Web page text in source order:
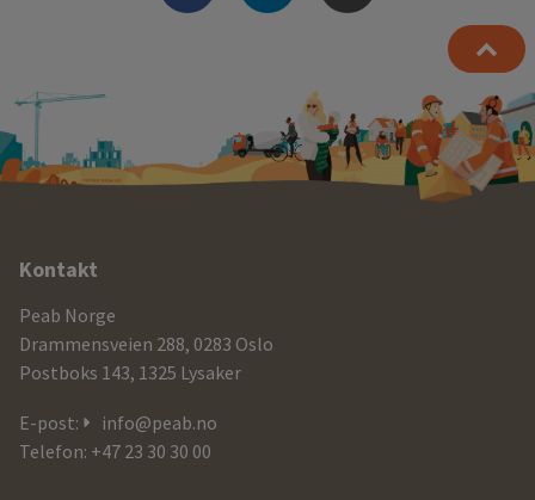
Ytterligere
informasjon
og
kontaktdetaljer
Kontakt
Peab Norge
Drammensveien 288, 0283 Oslo
Postboks 143, 1325 Lysaker
E-post:
info@peab.no
Telefon: +47 23 30 30 00